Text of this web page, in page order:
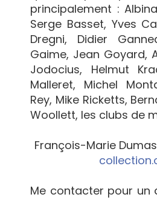
principalement :
Serge Basset, Yves
Dregni, Didier
Gaime, Jean Goyard,
Jodocius, Helmut
Malleret, Michel
Rey, Mike Ricketts,
Woollett, les clubs de
François-Marie
Me contacter pour un